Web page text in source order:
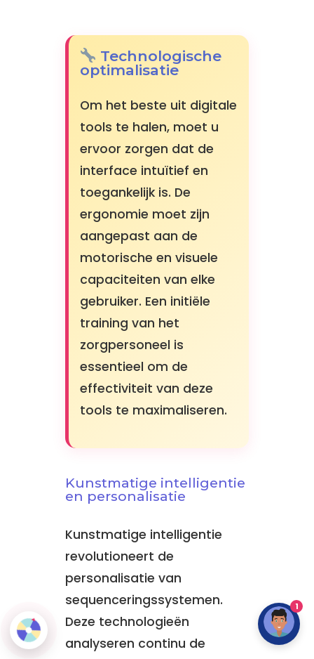
Technologische
optimalisatie
Om het beste uit digitale
tools te halen, moet u
ervoor zorgen dat de
interface intuïtief en
toegankelijk is. De
ergonomie moet zijn
aangepast aan de
motorische en visuele
capaciteiten van elke
gebruiker. Een initiële
training van het
zorgpersoneel is
essentieel om de
effectiviteit van deze
tools te maximaliseren.
Kunstmatige intelligentie
en personalisatie
Kunstmatige intelligentie
revolutioneert de
personalisatie van
sequenceringssystemen.
Deze technologieën
analyseren continu de
1